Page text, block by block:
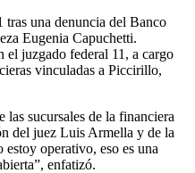
una denuncia del Banco
Eugenia Capuchetti.
el juzgado federal 11, a cargo
vinculadas a Piccirillo,
sucursales de la financiera
del juez Luis Armella y de la
operativo, eso es una
enfatizó.